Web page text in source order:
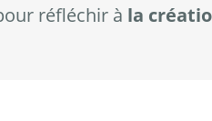
réfléchir à la